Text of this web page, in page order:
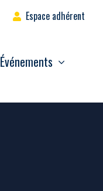
Espace adhérent
Événements